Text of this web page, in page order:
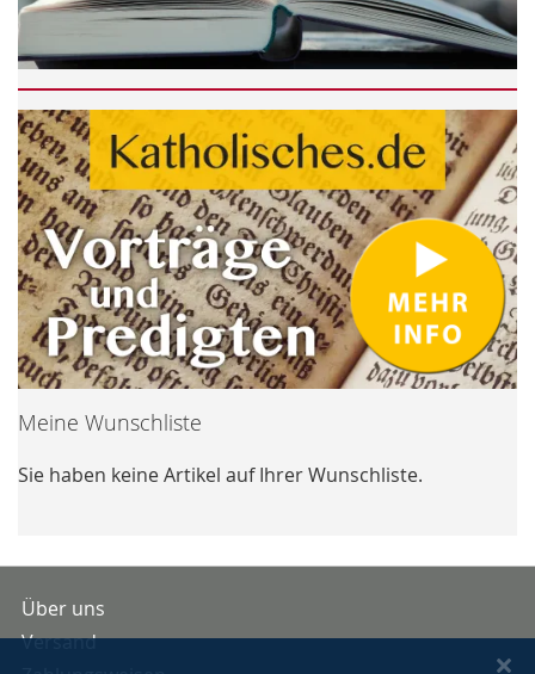
Meine Wunschliste
Sie haben keine Artikel auf Ihrer Wunschliste.
Über uns
Versand